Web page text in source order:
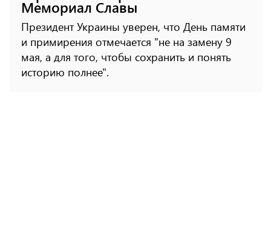
Мемориал Славы
Президент Украины уверен, что День памяти
и примирения отмечается "не на замену 9
мая, а для того, чтобы сохранить и понять
историю полнее".